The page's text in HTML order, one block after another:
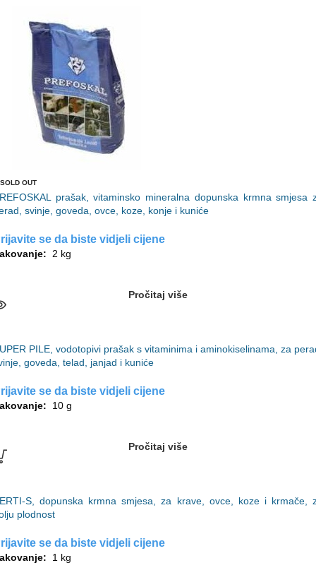
SOLD OUT
prašak, vitaminsko mineralna dopunska krmna smjesa
svinje, goveda, ovce, koze, konje i kuniće
se da biste vidjeli cijene
2 kg
Pročitaj više
PILE, vodotopivi prašak s vitaminima i aminokiselinama, za
goveda, telad, janjad i kuniće
se da biste vidjeli cijene
10 g
Pročitaj više
S, dopunska krmna smjesa, za krave, ovce, koze i krmače,
plodnost
se da biste vidjeli cijene
1 kg